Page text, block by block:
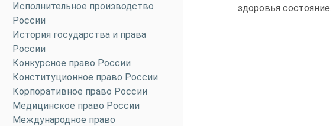
Исполнительное производство
России
История государства и права
России
Конкурсное право России
Конституционное право России
Корпоративное право России
Медицинское право России
Международное право
здоровья состояние.